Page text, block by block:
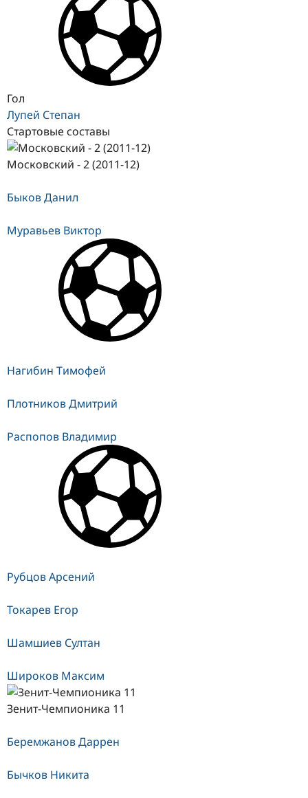
Гол
Лупей Степан
Стартовые составы
Московский - 2 (2011-12)
Быков Данил
Муравьев Виктор
Нагибин Тимофей
Плотников Дмитрий
Распопов Владимир
Рубцов Арсений
Токарев Егор
Шамшиев Султан
Широков Максим
Зенит-Чемпионика 11
Беремжанов Даррен
Бычков Никита